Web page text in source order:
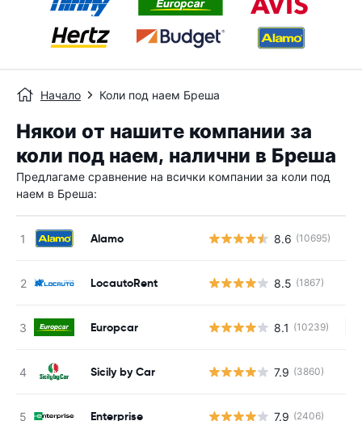
Начало Коли под наем Бреша
Някои от нашите компании за
коли под наем, налични в Бреша
Предлагаме сравнение на всички компании за коли под
наем в Бреша:
Alamo 8.6 (10695)
LocautoRent 8.5 (1867)
Europcar 8.1 (10239)
Sicily by Car 7.9 (3860)
Enterprise 7.9 (2406)